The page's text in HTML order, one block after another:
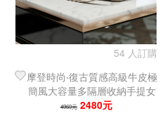
54 人訂購
摩登時尚‧復古質感高級牛皮極
簡風大容量多隔層收納手提女
單肩包｜托特包
4960元 2480元